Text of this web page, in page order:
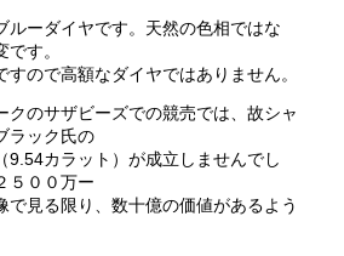
ルーダイヤです。天然の色相ではな
す。
ので高額なダイヤではありません。
クのサザビーズでの競売では、故シャ
ラック氏の
9.54カラット）が成立しませんでし
５００万ー
で見る限り、数十億の価値があるよう